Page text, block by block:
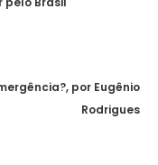
por Eugênio
Rodrigues